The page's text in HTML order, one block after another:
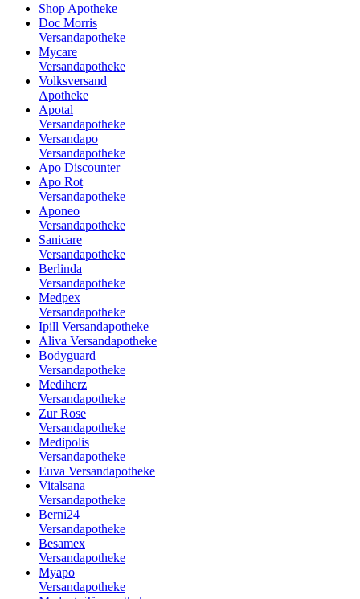
Shop Apotheke
Doc Morris
Versandapotheke
Mycare
Versandapotheke
Volksversand
Apotheke
Apotal
Versandapotheke
Versandapo
Versandapotheke
Apo Discounter
Apo Rot
Versandapotheke
Aponeo
Versandapotheke
Sanicare
Versandapotheke
Berlinda
Versandapotheke
Medpex
Versandapotheke
Ipill Versandapotheke
Aliva Versandapotheke
Bodyguard
Versandapotheke
Mediherz
Versandapotheke
Zur Rose
Versandapotheke
Medipolis
Versandapotheke
Euva Versandapotheke
Vitalsana
Versandapotheke
Berni24
Versandapotheke
Besamex
Versandapotheke
Myapo
Versandapotheke